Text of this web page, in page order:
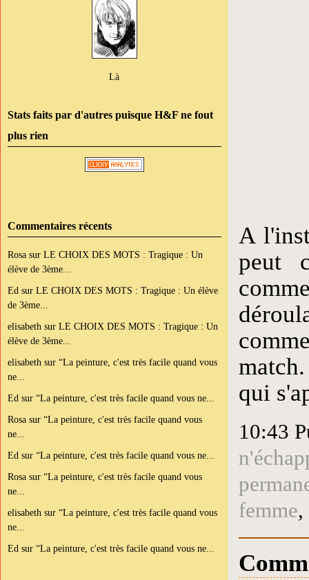
Là
Stats faits par d'autres puisque H&F ne fout
plus rien
Commentaires récents
Rosa sur LE CHOIX DES MOTS : Tragique : Un
élève de 3ème...
Ed sur LE CHOIX DES MOTS : Tragique : Un élève
de 3ème...
elisabeth sur LE CHOIX DES MOTS : Tragique : Un
élève de 3ème...
elisabeth sur “La peinture, c'est très facile quand vous
ne...
Ed sur “La peinture, c'est très facile quand vous ne...
Rosa sur “La peinture, c'est très facile quand vous
ne...
Ed sur “La peinture, c'est très facile quand vous ne...
Rosa sur “La peinture, c'est très facile quand vous
ne...
elisabeth sur “La peinture, c'est très facile quand vous
ne...
Ed sur “La peinture, c'est très facile quand vous ne...
A
peut
qui
10:43
femme,